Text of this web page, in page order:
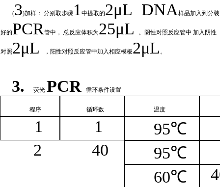
(3)加样： 分别取步骤1 中提取的2μL DNA样品加入到分装
好的PCR管中， 总反应体积为25μL 。阴性对照反应管中 加入阴性
对照2μL ，阳性对照反应管中加入相应模板2μL 。
3. 荧光 PCR 循环条件设置
程序 循环数 温度
1 1
95℃
2
40
95℃
60℃
4